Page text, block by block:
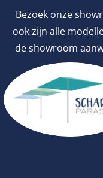
Bezoek onze
ook zijn alle
de showroom
inhoud